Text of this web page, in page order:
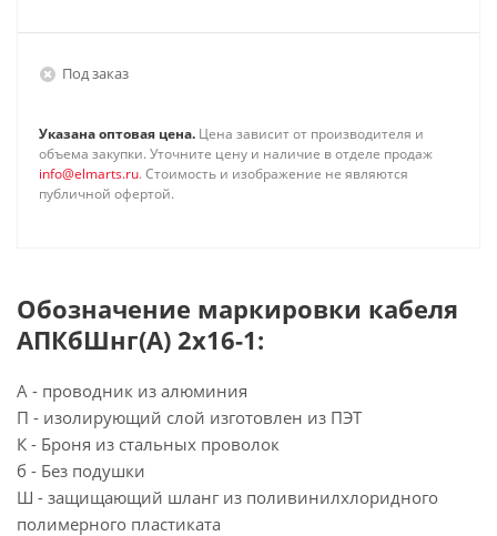
Под заказ
Указана оптовая цена. Цена зависит от производителя и
объема закупки. Уточните цену и наличие в отделе продаж
info@elmarts.ru. Стоимость и изображение не являются
публичной офертой.
Обозначение маркировки кабеля
АПКбШнг(А) 2х16-1:
А - проводник из алюминия
П - изолирующий слой изготовлен из ПЭТ
К - Броня из стальных проволок
б - Без подушки
Ш - защищающий шланг из поливинилхлоридного
полимерного пластиката